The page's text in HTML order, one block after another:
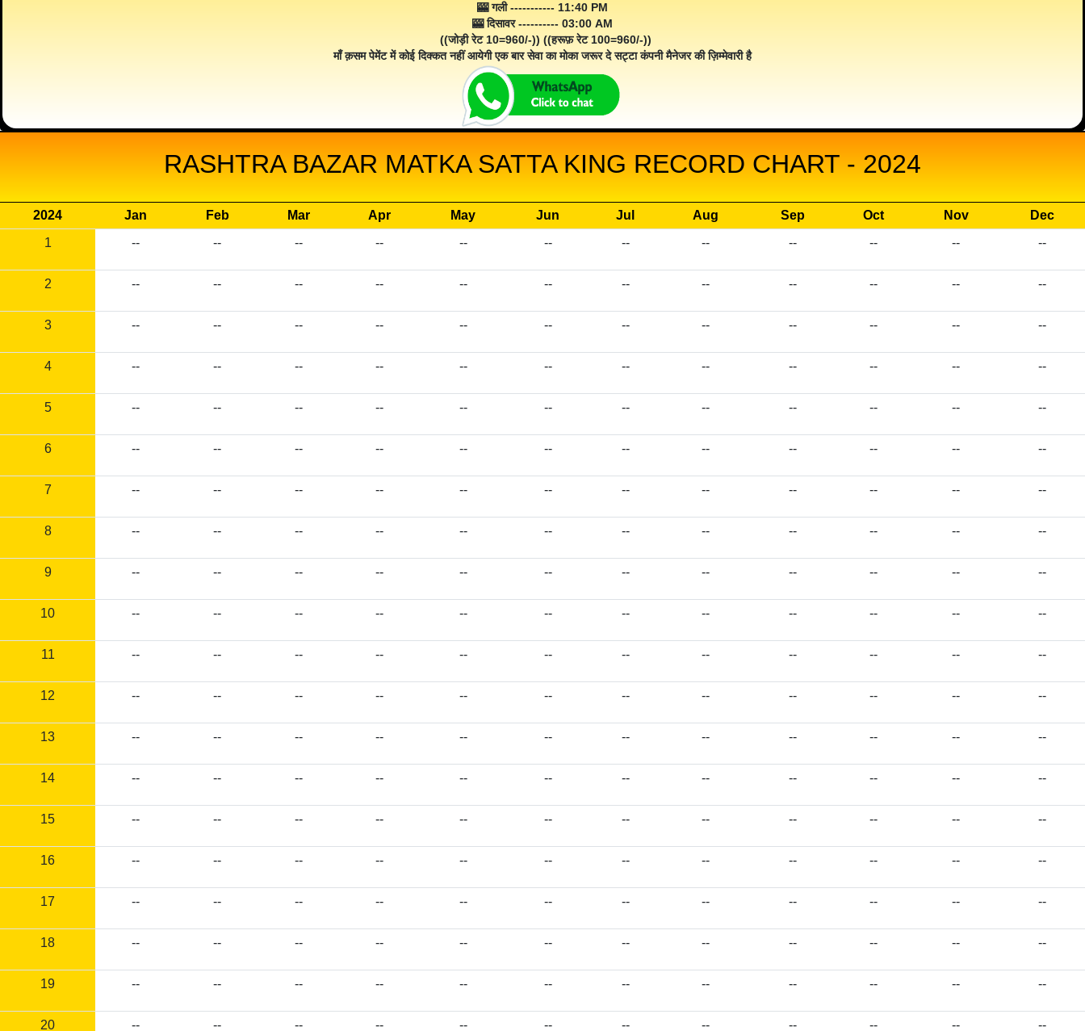
🎰 गली ----------- 11:40 PM
🎰 दिसावर ---------- 03:00 AM
((जोड़ी रेट 10=960/-)) ((हरूफ़ रेट 100=960/-))
माँ क़सम पेमेंट में कोई दिक्कत नहीं आयेगी एक बार सेवा का मोका जरूर दे सट्टा कंपनी मैनेजर की ज़िम्मेवारी है
RASHTRA BAZAR MATKA SATTA KING RECORD CHART - 2024
2024 Jan Feb Mar Apr May Jun Jul Aug Sep Oct Nov
Dec
1
-- -- -- -- -- -- -- -- -- -- -- --
2 -- -- -- -- -- -- -- -- -- -- -- --
3 -- -- -- -- -- -- -- -- -- -- -- --
4 -- -- -- -- -- -- -- -- -- -- -- --
5 -- -- -- -- -- -- -- -- -- -- -- --
6 -- -- -- -- -- -- -- -- -- -- -- --
7 -- -- -- -- -- -- -- -- -- -- -- --
8 -- -- -- -- -- -- -- -- -- -- -- --
9 -- -- -- -- -- -- -- -- -- -- -- --
10 -- -- -- -- -- -- -- -- -- -- -- --
11 -- -- -- -- -- -- -- -- -- -- -- --
12 -- -- -- -- -- -- -- -- -- -- -- --
13 -- -- -- -- -- -- -- -- -- -- -- --
14 -- -- -- -- -- -- -- -- -- -- -- --
15 -- -- -- -- -- -- -- -- -- -- -- --
16 -- -- -- -- -- -- -- -- -- -- -- --
17 -- -- -- -- -- -- -- -- -- -- -- --
18 -- -- -- -- -- -- -- -- -- -- -- --
19 -- -- -- -- -- -- -- -- -- -- -- --
20 -- -- -- -- -- -- -- -- -- -- -- --